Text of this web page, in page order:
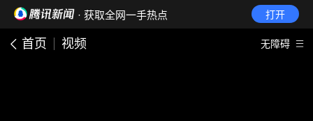
· 获取全网一手热点 打开
首页 视频 无障碍